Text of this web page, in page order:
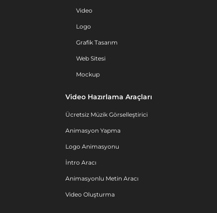
Video
Logo
Grafik Tasarım
Web Sitesi
Mockup
Video Hazırlama Araçları
Ücretsiz Müzik Görselleştirici
Animasyon Yapma
Logo Animasyonu
İntro Aracı
Animasyonlu Metin Aracı
Video Oluşturma